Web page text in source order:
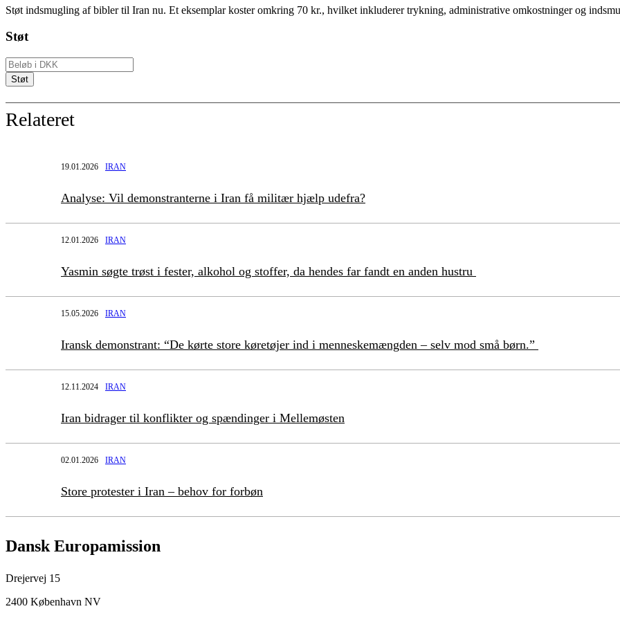
Støt indsmugling af bibler til Iran nu. Et eksemplar koster omkring 70 kr., hvilket inkluderer trykning, administrative omkostninger og
Støt
Relateret
19.01.2026 IRAN
Analyse: Vil demonstranterne i Iran få militær hjælp udefra?
12.01.2026 IRAN
Yasmin søgte trøst i fester, alkohol og stoffer, da hendes far fandt en anden hustru
15.05.2026 IRAN
Iransk demonstrant: “De kørte store køretøjer ind i menneskemængden – selv mod små børn.”
12.11.2024 IRAN
Iran bidrager til konflikter og spændinger i Mellemøsten
02.01.2026 IRAN
Store protester i Iran – behov for forbøn
Dansk Europamission
Drejervej 15
2400 København NV